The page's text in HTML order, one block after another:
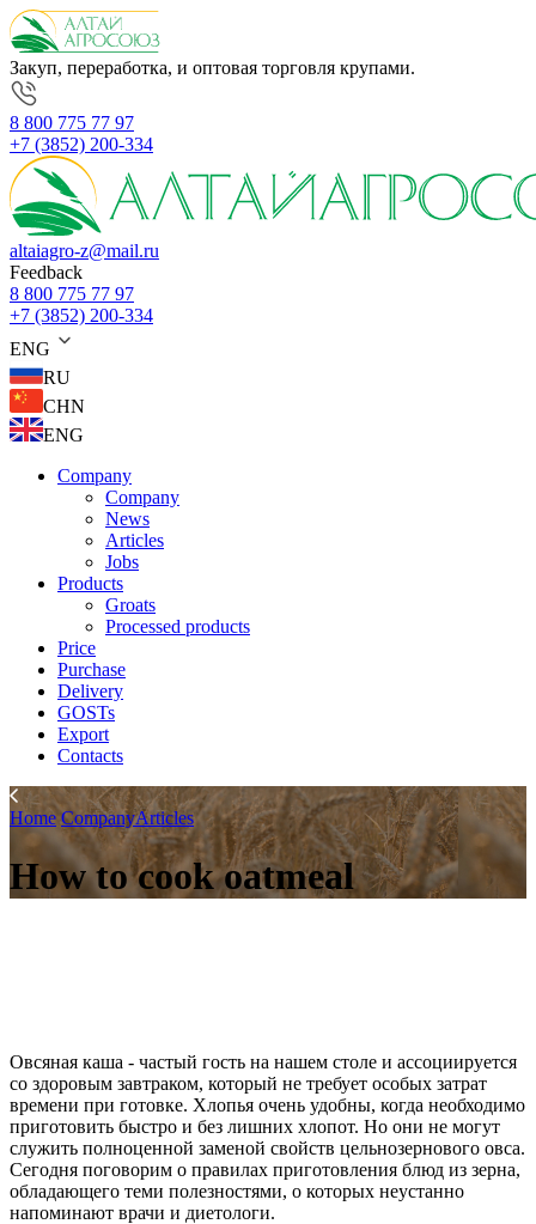
Закуп, переработка, и оптовая торговля крупами.
8 800 775 77 97
+7 (3852) 200-334
altaiagro-z@mail.ru
Feedback
8 800 775 77 97
+7 (3852) 200-334
ENG
RU
CHN
ENG
Company
Company
News
Articles
Jobs
Products
Groats
Processed products
Price
Purchase
Delivery
GOSTs
Export
Contacts
Home CompanyArticles
How to cook oatmeal
Овсяная каша - частый гость на нашем столе и ассоциируется
со здоровым завтраком, который не требует особых затрат
времени при готовке. Хлопья очень удобны, когда необходимо
приготовить быстро и без лишних хлопот. Но они не могут
служить полноценной заменой свойств цельнозернового овса.
Сегодня поговорим о правилах приготовления блюд из зерна,
обладающего теми полезностями, о которых неустанно
напоминают врачи и диетологи.